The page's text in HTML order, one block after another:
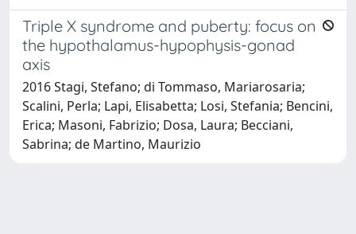
Triple X syndrome and puberty: focus on
the hypothalamus-hypophysis-gonad
axis
2016 Stagi, Stefano; di Tommaso, Mariarosaria;
Scalini, Perla; Lapi, Elisabetta; Losi, Stefania; Bencini,
Erica; Masoni, Fabrizio; Dosa, Laura; Becciani,
Sabrina; de Martino, Maurizio